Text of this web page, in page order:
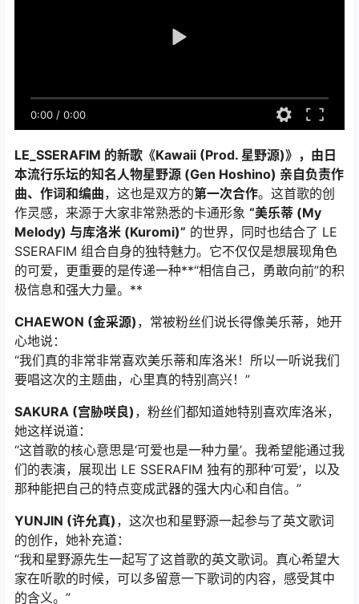
0:00 / 0:00
LE_SSERAFIM 的新歌《Kawaii (Prod. 星野源)》，由日
本流行乐坛的知名人物星野源 (Gen Hoshino) 亲自负责作
曲、作词和编曲，这也是双方的第一次合作。这首歌的创
作灵感，来源于大家非常熟悉的卡通形象 “美乐蒂 (My
Melody) 与库洛米 (Kuromi)” 的世界，同时也结合了 LE
SSERAFIM 组合自身的独特魅力。它不仅仅是想展现角色
的可爱，更重要的是传递一种**“相信自己，勇敢向前”的积
极信息和强大力量。**
CHAEWON (金采源) ，常被粉丝们说长得像美乐蒂，她开
心地说：
“我们真的非常非常喜欢美乐蒂和库洛米！所以一听说我们
要唱这次的主题曲，心里真的特别高兴！”
SAKURA (宫胁咲良) ，粉丝们都知道她特别喜欢库洛米，
她这样说道：
“这首歌的核心意思是‘可爱也是一种力量’。我希望能通过我
们的表演，展现出 LE SSERAFIM 独有的那种‘可爱’，以及
那种能把自己的特点变成武器的强大内心和自信。”
YUNJIN (许允真) ，这次也和星野源一起参与了英文歌词
的创作，她补充道：
“我和星野源先生一起写了这首歌的英文歌词。真心希望大
家在听歌的时候，可以多留意一下歌词的内容，感受其中
的含义。”